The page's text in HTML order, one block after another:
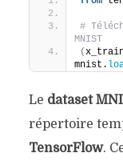
#
MNIST
(
mnist.
Le dataset
répertoire
TensorFlow.